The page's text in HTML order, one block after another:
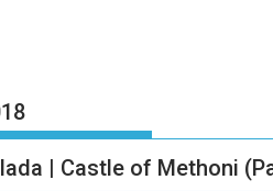
| Castle of Methoni